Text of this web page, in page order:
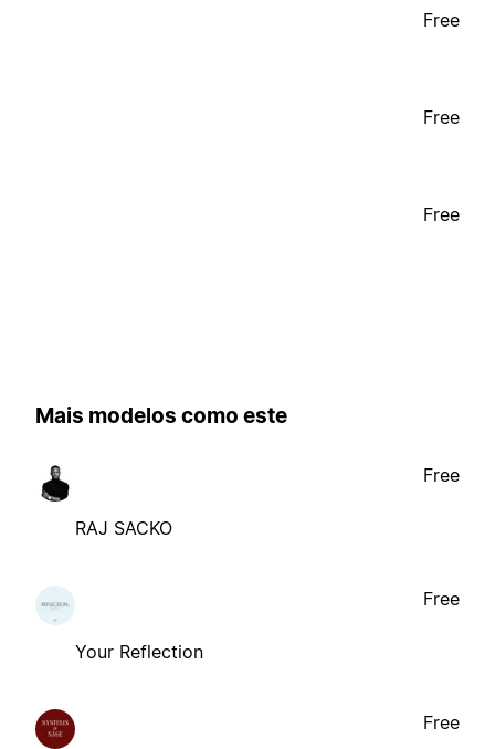
Free
Free
Free
Mais modelos como este
RAJ SACKO
Free
Your Reflection
Free
Free